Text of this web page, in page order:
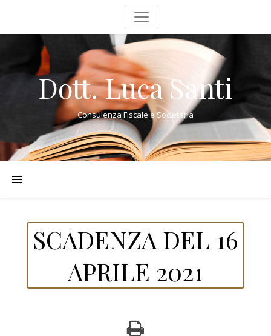
Dott. Luca Santi
Consulenza Fiscale e Societaria
SCADENZA DEL 16
APRILE 2021